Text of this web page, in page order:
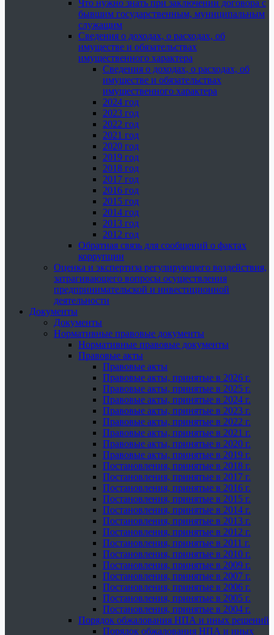
Что нужно знать при заключении договора с
бывшим государственным, муниципальным
служащим
Сведения о доходах, о расходах, об
имуществе и обязательствах
имущественного характера
Сведения о доходах, о расходах, об
имуществе и обязательствах
имущественного характера
2024 год
2023 год
2022 год
2021 год
2020 год
2019 год
2018 год
2017 год
2016 год
2015 год
2014 год
2013 год
2012 год
Обратная связь для сообщений о фактах
коррупции
Оценка и экспертиза регулирующего воздействия,
затрагивающего вопросы осуществления
предпринимательской и инвестиционной
деятельности
Документы
Документы
Нормативные правовые документы
Нормативные правовые документы
Правовые акты
Правовые акты
Правовые акты, принятые в 2026 г.
Правовые акты, принятые в 2025 г.
Правовые акты, принятые в 2024 г.
Правовые акты, принятые в 2023 г.
Правовые акты, принятые в 2022 г.
Правовые акты, принятые в 2021 г.
Правовые акты, принятые в 2020 г.
Правовые акты, принятые в 2019 г.
Постановления, принятые в 2018 г.
Постановления, принятые в 2017 г.
Постановления, принятые в 2016 г.
Постановления, принятые в 2015 г.
Постановления, принятые в 2014 г.
Постановления, принятые в 2013 г.
Постановления, принятые в 2012 г.
Постановления, принятые в 2011 г.
Постановления, принятые в 2010 г.
Постановления, принятые в 2009 г.
Постановления, принятые в 2007 г.
Постановления, принятые в 2006 г.
Постановления, принятые в 2005 г.
Постановления, принятые в 2004 г.
Порядок обжалования НПА и иных решений
Порядок обжалования НПА и иных